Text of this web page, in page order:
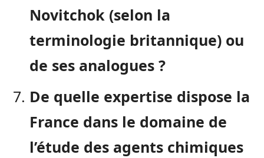
Novitchok (selon la
terminologie britannique) ou
de ses analogues ?
De quelle expertise dispose la
France dans le domaine de
l’étude des agents chimiques